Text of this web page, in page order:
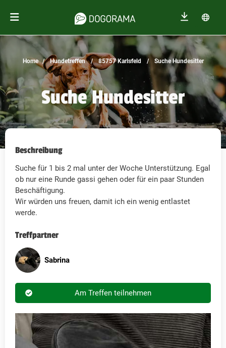
Home Hundetreffen 85757 Karlsfeld Suche Hundesitter
Suche Hundesitter
Beschreibung
Suche für 1 bis 2 mal unter der Woche Unterstützung. Egal
ob nur eine Runde gassi gehen oder für ein paar Stunden
Beschäftigung.
Wir würden uns freuen, damit ich ein wenig entlastet
werde.
Treffpartner
Sabrina
Am Treffen teilnehmen